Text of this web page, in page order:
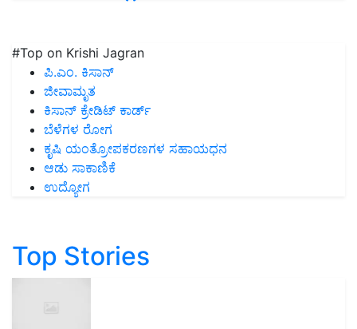
#Top on Krishi Jagran
ಪಿ.ಎಂ. ಕಿಸಾನ್
ಜೀವಾಮೃತ
ಕಿಸಾನ್ ಕ್ರೇಡಿಟ್ ಕಾರ್ಡ್
ಬೆಳೆಗಳ ರೋಗ
ಕೃಷಿ ಯಂತ್ರೋಪಕರಣಗಳ ಸಹಾಯಧನ
ಆಡು ಸಾಕಾಣಿಕೆ
ಉದ್ಯೋಗ
Top Stories